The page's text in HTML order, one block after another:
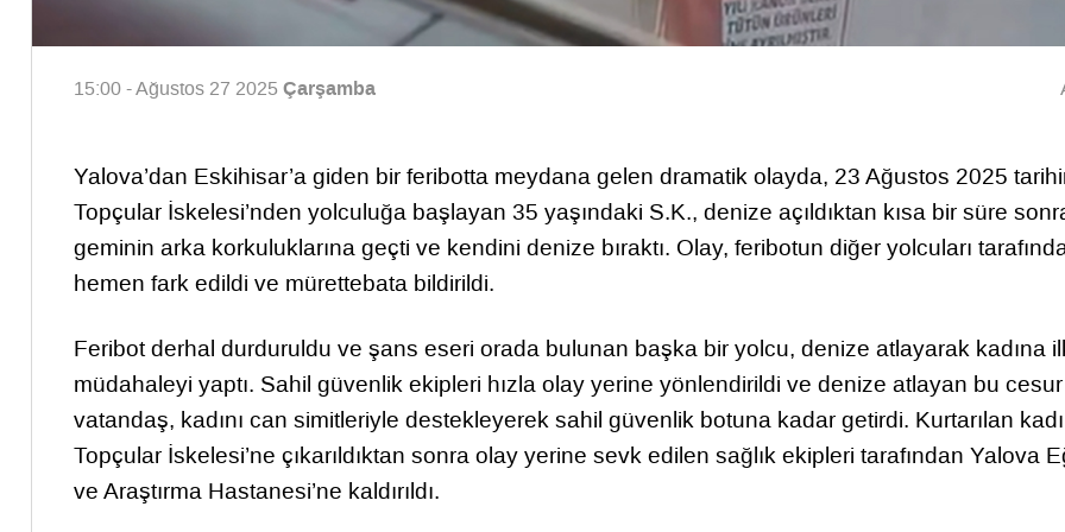
15:00 - Ağustos 27 2025Çarşamba
Yalova’dan Eskihisar’a giden bir feribotta meydana gelen dramatik olayda, 23 Ağustos 2025
Topçular İskelesi’nden yolculuğa başlayan 35 yaşındaki S.K., denize açıldıktan kısa bir süre
geminin arka korkuluklarına geçti ve kendini denize bıraktı. Olay, feribotun diğer yolcuları
hemen fark edildi ve mürettebata bildirildi.
Feribot derhal durduruldu ve şans eseri orada bulunan başka bir yolcu, denize atlayarak kadına
müdahaleyi yaptı. Sahil güvenlik ekipleri hızla olay yerine yönlendirildi ve denize atlayan bu cesur
vatandaş, kadını can simitleriyle destekleyerek sahil güvenlik botuna kadar getirdi. Kurtarılan
Topçular İskelesi’ne çıkarıldıktan sonra olay yerine sevk edilen sağlık ekipleri tarafından Yalova
ve Araştırma Hastanesi’ne kaldırıldı.